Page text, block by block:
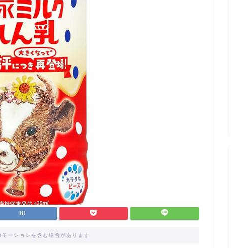
モーションを含む場合があります